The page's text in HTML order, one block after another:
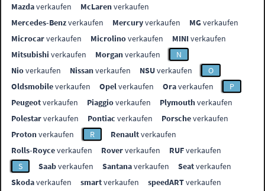
Mazdaverkaufen McLarenverkaufen
Mercedes-Benzverkaufen Mercuryverkaufen MGverkaufen
Microcarverkaufen Microlinoverkaufen MINIverkaufen
Mitsubishi verkaufen Morganverkaufen
N
Nioverkaufen Nissanverkaufen NSUverkaufen
O
Oldsmobileverkaufen Opelverkaufen Oraverkaufen
P
Peugeotverkaufen Piaggioverkaufen Plymouthverkaufen
Polestarverkaufen Pontiac verkaufen Porscheverkaufen
Protonverkaufen R Renaultverkaufen
Rolls-Royceverkaufen Roververkaufen RUFverkaufen
S
Saabverkaufen Santanaverkaufen Seatverkaufen
Skodaverkaufen smartverkaufen speedARTverkaufen